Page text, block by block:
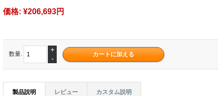
価格: ¥206,693円
数量.
+
-
製品説明 レビュー カスタム説明